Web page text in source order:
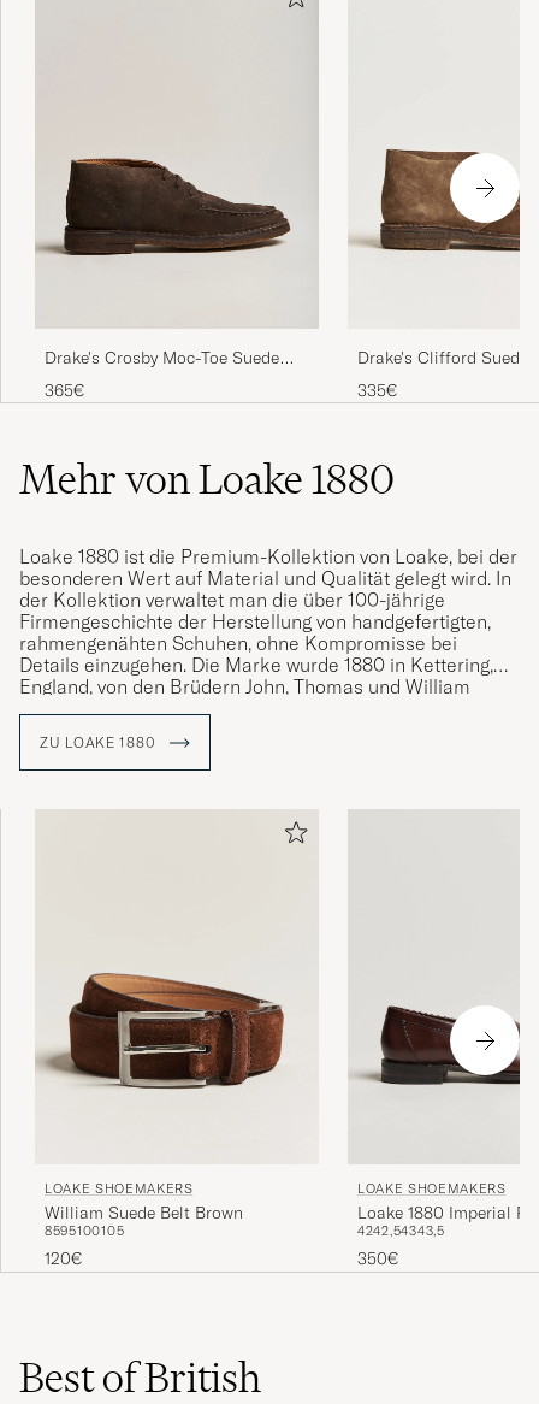
Drake's Crosby Moc-Toe Suede
Chukka Boots Dark Brown
365€
Drake's Clifford Suede
Boots Brown
335€
Mehr von Loake 1880
Loake 1880 ist die Premium-Kollektion von Loake, bei der
besonderen Wert auf Material und Qualität gelegt wird. In
der Kollektion verwaltet man die über 100-jährige
Firmengeschichte der Herstellung von handgefertigten,
rahmengenähten Schuhen, ohne Kompromisse bei
Details einzugehen. Die Marke wurde 1880 in Kettering,
England, von den Brüdern John, Thomas und William
Loake gegründet und hat im Laufe der Jahre mehr als 50
Die gesamte Herstellungszeit eines Paares Schuhe von
Schuh mit einer rahmengenähten Konstruktion
hergestellt wird, d. h. die Schuhe werden mit einer
ZU LOAKE 1880
LOAKE SHOEMAKERS
William Suede Belt Brown
8595100105
120€
LOAKE SHOEMAKERS
Loake 1880 Imperial
Dark Brown
4242,54343,5
350€
Best of British